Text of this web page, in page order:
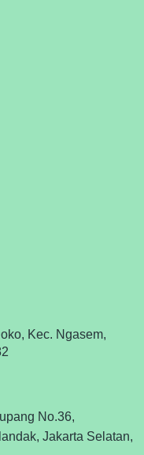
Kec. Ngasem,
No.36,
Jakarta Selatan,